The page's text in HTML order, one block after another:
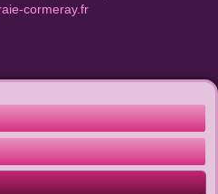
cormeray.fr